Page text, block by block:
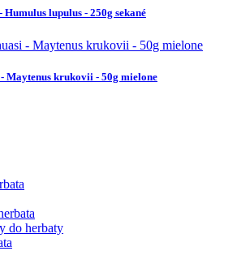
lupulus - 250g sekané
Maytenus krukovii - 50g mielone
do herbaty